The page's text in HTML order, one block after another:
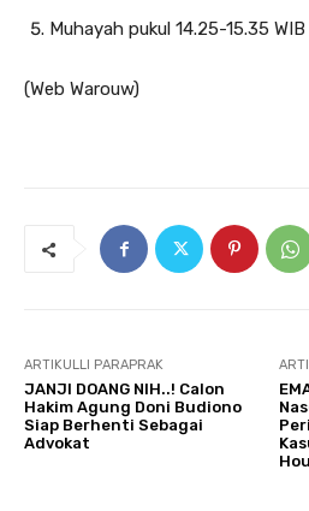
Muhayah pukul 14.25-15.35
(Web Warouw)
ARTIKULLI PARAPRAK
JANJI DOANG NIH..! Calon
Hakim Agung Doni Budiono
Siap Berhenti Sebagai
Advokat